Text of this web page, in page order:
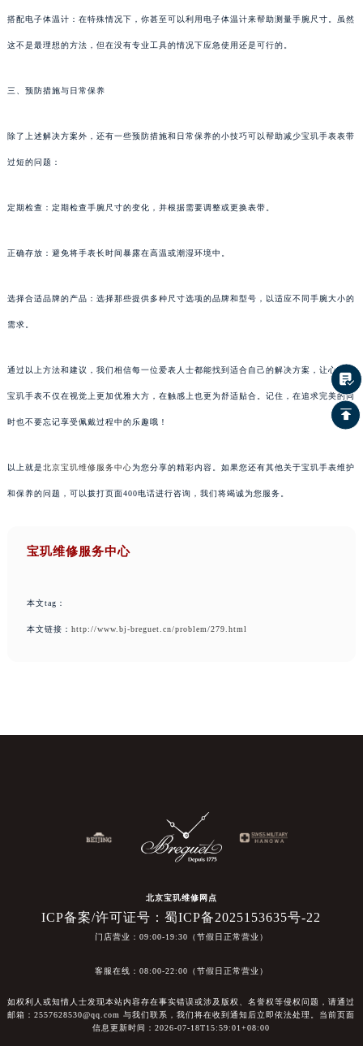
搭配电子体温计：在特殊情况下，你甚至可以利用电子体温计来帮助测量手腕尺寸。虽然
这不是最理想的方法，但在没有专业工具的情况下应急使用还是可行的。
三、预防措施与日常保养
除了上述解决方案外，还有一些预防措施和日常保养的小技巧可以帮助减少宝玑手表表带
过短的问题：
定期检查：定期检查手腕尺寸的变化，并根据需要调整或更换表带。
正确存放：避免将手表长时间暴露在高温或潮湿环境中。
选择合适品牌的产品：选择那些提供多种尺寸选项的品牌和型号，以适应不同手腕大小的
需求。
通过以上方法和建议，我们相信每一位爱表人士都能找到适合自己的解决方案，让心爱的
宝玑手表不仅在视觉上更加优雅大方，在触感上也更为舒适贴合。记住，在追求完美的同
时也不要忘记享受佩戴过程中的乐趣哦！
以上就是北京宝玑维修服务中心为您分享的精彩内容。如果您还有其他关于宝玑手表维护
和保养的问题，可以拨打页面400电话进行咨询，我们将竭诚为您服务。
宝玑维修服务中心
本文tag：
本文链接： http://www.bj-breguet.cn/problem/279.html
北京宝玑维修网点
ICP备案/许可证号：蜀ICP备2025153635号-22
门店营业：09:00-19:30（节假日正常营业）
客服在线：08:00-22:00（节假日正常营业）
如权利人或知情人士发现本站内容存在事实错误或涉及版权、名誉权等侵权问题，请通过
邮箱：2557628530@qq.com 与我们联系，我们将在收到通知后立即依法处理。当前页面
信息更新时间：2026-07-18T15:59:01+08:00